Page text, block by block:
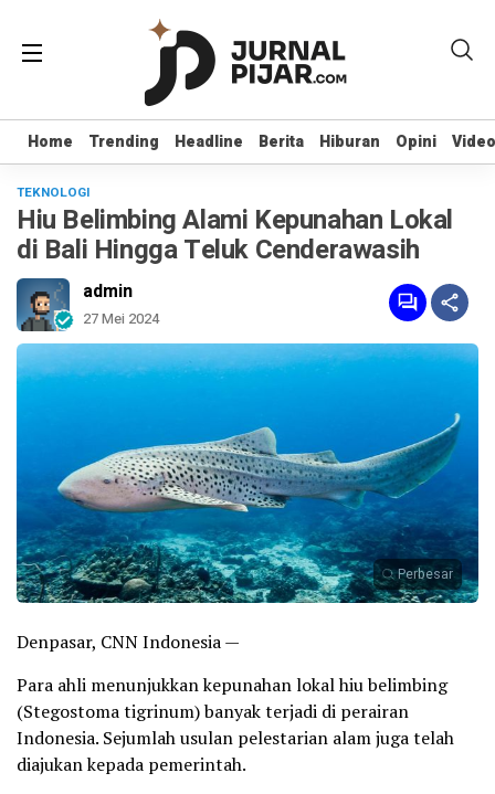
Home Trending Headline Berita Hiburan Opini Video
Home Trending Headline Berita Hiburan Opini Video
TEKNOLOGI
Hiu Belimbing Alami Kepunahan Lokal
di Bali Hingga Teluk Cenderawasih
admin
27 Mei 2024
Perbesar
Denpasar, CNN Indonesia —
Para ahli menunjukkan kepunahan lokal hiu belimbing
(Stegostoma tigrinum) banyak terjadi di perairan
Indonesia. Sejumlah usulan pelestarian alam juga telah
diajukan kepada pemerintah.